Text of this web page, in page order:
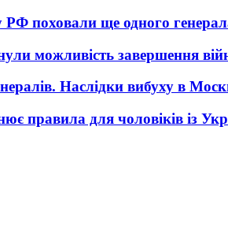
РФ поховали ще одного
можливість завершення
Наслідки вибуху в
правила для чоловіків із